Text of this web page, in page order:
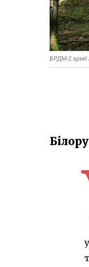
БРДМ-2 армії